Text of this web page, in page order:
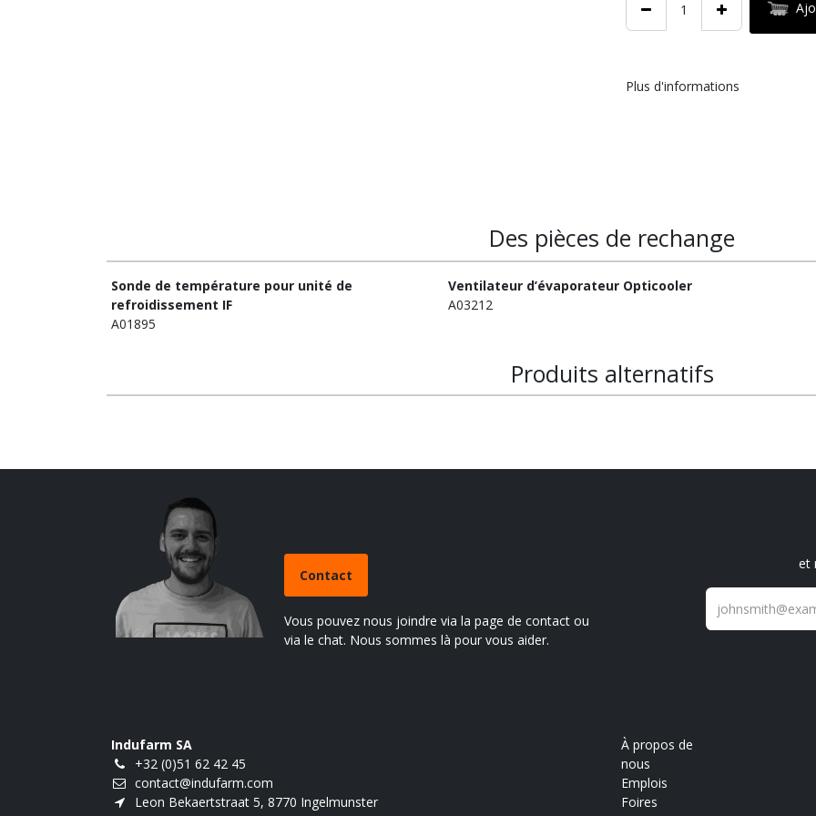
Plus d'informations
Des pièces de rechange
Sonde de température pour unité de
refroidissement IF
A01895
Ventilateur d’évaporateur Opticooler
A03212
Produits alternatifs
et
Contact
Vous pouvez nous joindre via la page de contact ou
via le chat. Nous sommes là pour vous aider.
Indufarm SA
+32 (0)51 62 42 45
contact@indufarm.com
Leon Bekaertstraat 5, 8770 Ingelmunster
À propos de
nous
Emplois
Foires